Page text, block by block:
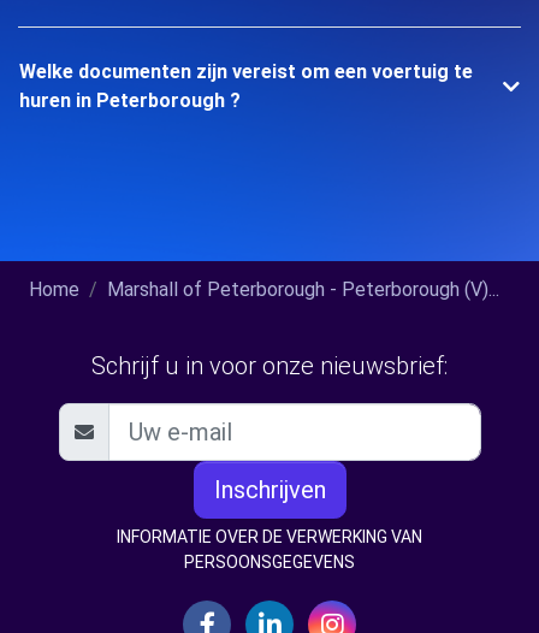
Welke documenten zijn vereist om een voertuig te
huren in Peterborough ?
Home Marshall of Peterborough - Peterborough (V)...
Schrijf u in voor onze nieuwsbrief:
Inschrijven
INFORMATIE OVER DE VERWERKING VAN
PERSOONSGEGEVENS